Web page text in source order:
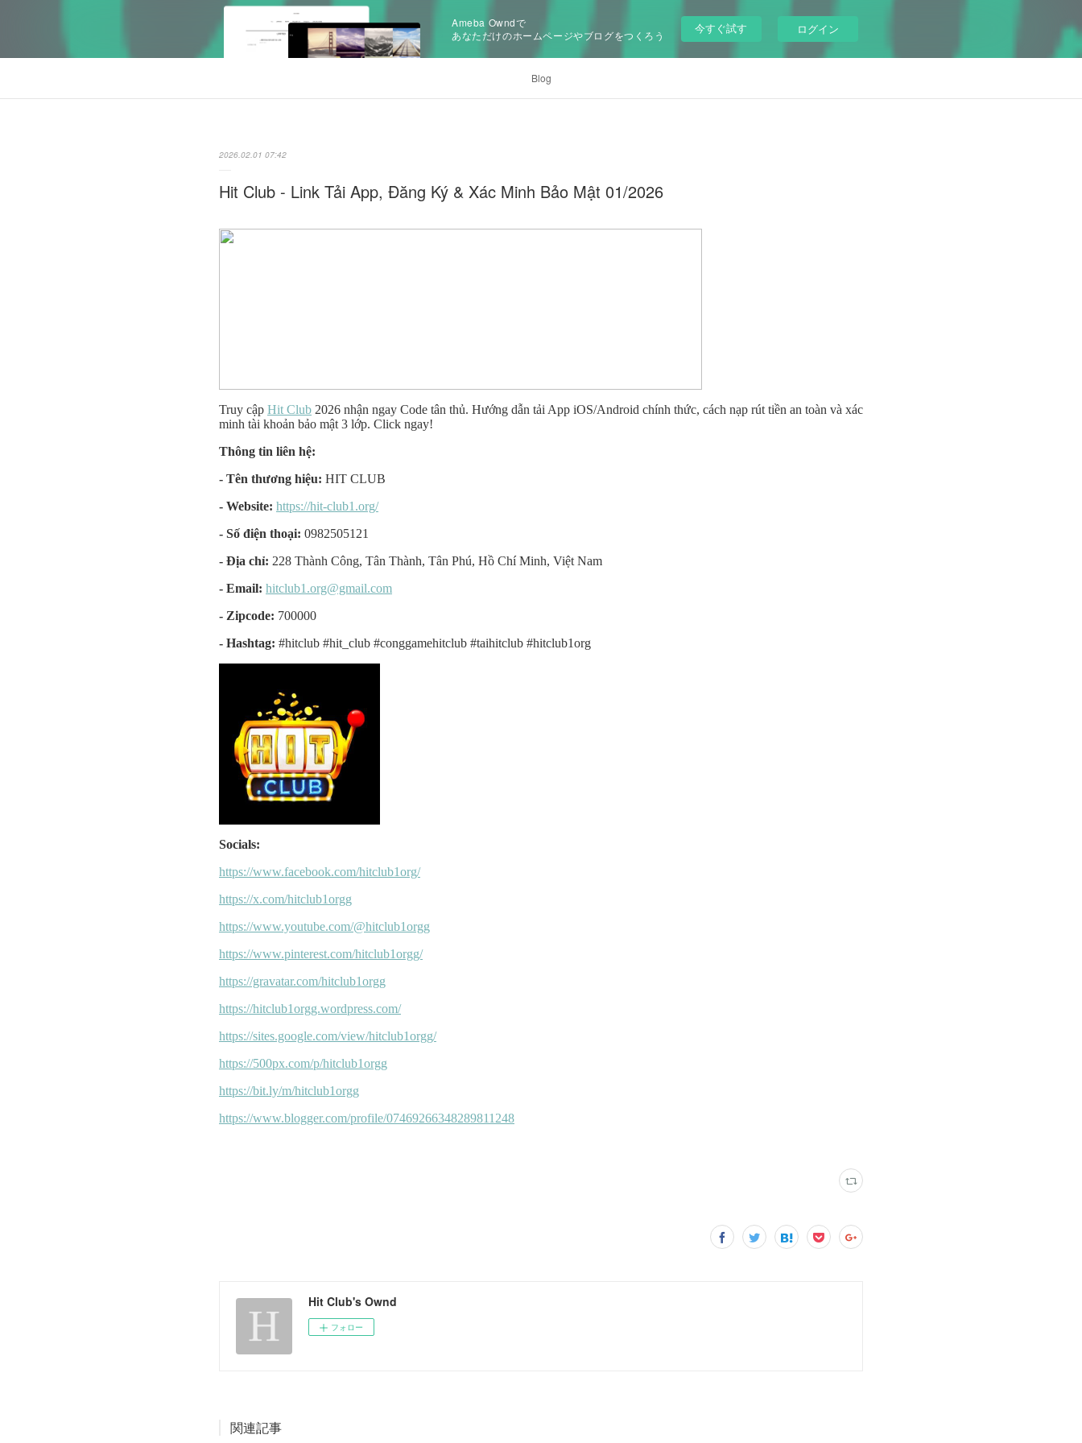
Ameba Owndで
あなただけのホームページやブログをつくろう
今すぐ試す ログイン
Blog
2026.02.01 07:42
Hit Club - Link Tải App, Đăng Ký & Xác Minh Bảo Mật 01/2026
Hit Club's Ownd
フォロー
関連記事